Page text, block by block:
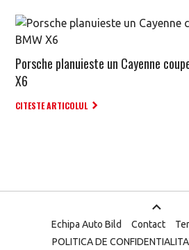
Porsche planuieste un Cayenne
X6
CITESTE ARTICOLUL
Echipa Auto Bild Contact
POLITICA DE